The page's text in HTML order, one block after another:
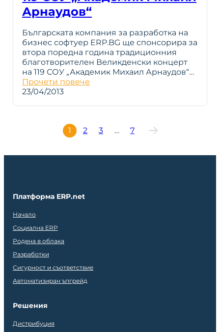
Арнаудов“
Българската компания за разработка на
бизнес софтуер ERP.BG ще спонсорира за
втора поредна година традиционния
благотворителен Великденски концерт
на 119 СОУ „Академик Михаил Арнаудов“…
Прочети повече
23/04/2013
1 2 3 … 7
Платформа ERP.net
Начало
Социална ERP
Родена в облака
Разработки
Сигурност и съответствие
Автоматизиран ъпгрейд
Решения
Дистрибуция